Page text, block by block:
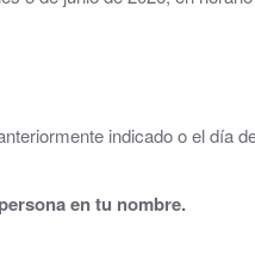
Club CdH
Cultura
indicado o el día
en tu nombre.